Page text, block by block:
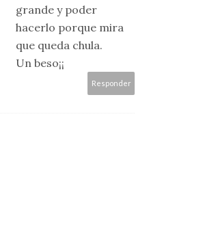
grande y poder
hacerlo porque mira
que queda chula.
Un beso¡¡
Responder